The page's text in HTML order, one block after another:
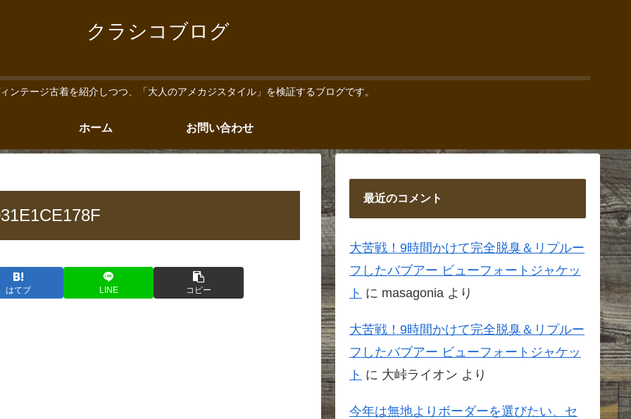
クラシコブログ
ンテージ古着を紹介しつつ、「大人のアメカジスタイル」を検証するブログです。
ホーム お問い合わせ
はてブ LINE コピー
最近のコメント
大苦戦！9時間かけて完全脱臭＆リプルー
フしたバブアー ビューフォートジャケッ
ト に masagonia より
大苦戦！9時間かけて完全脱臭＆リプルー
フしたバブアー ビューフォートジャケッ
ト に 大峠ライオン より
今年は無地よりボーダーを選びたい、セ